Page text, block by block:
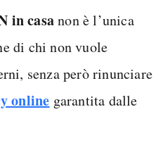
in casanon è l’unica
di chi non vuole
senza però rinunciare
online garantita dalle